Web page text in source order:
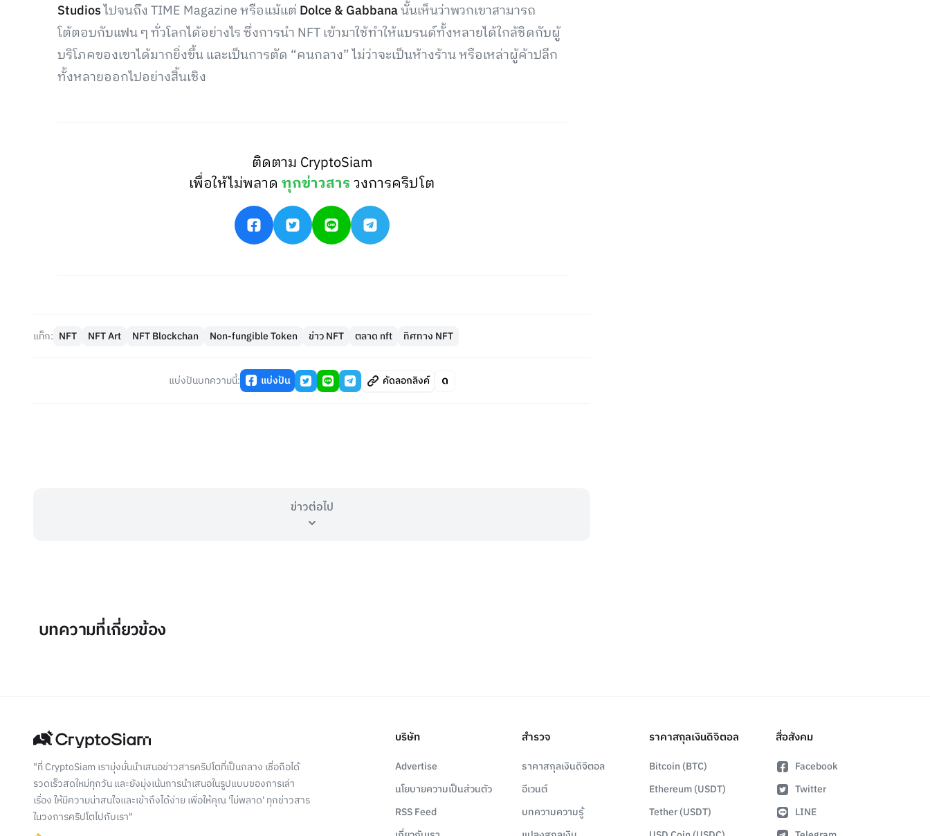
Studiosไปจนถึง TIME Magazine หรือแม้แต่ Dolce & Gabbanaนั้นเห็นว่าพวกเขาสามารถ
โต้ตอบกับแฟน ๆ ทั่วโลกได้อย่างไร ซึ่งการนำ NFT เข้ามาใช้ทำให้แบรนด์ทั้งหลายได้ใกล้ชิดกับผู้
บริโภคของเขาได้มากยิ่งขึ้น และเป็นการตัด “คนกลาง” ไม่ว่าจะเป็นห้างร้าน หรือเหล่าผู้ค้าปลีก
ทั้งหลายออกไปอย่างสิ้นเชิง
ติดตาม CryptoSiam
เพื่อให้ไม่พลาดทุกข่าวสารวงการคริปโต
แท็ก: NFT NFT Art NFT Blockchan Non-fungible Token ข่าว NFT ตลาด nft ทิศทาง NFT
แบ่งปันบทความนี้: แบ่งปัน คัดลอกลิงค์
ข่าวต่อไป
บทความที่เกี่ยวข้อง
"ที่ CryptoSiam เรามุ่งมั่นนำเสนอข่าวสารคริปโตที่เป็นกลาง เชื่อถือได้
รวดเร็วสดใหม่ทุกวัน และยังมุ่งเน้นการนำเสนอในรูปแบบของการเล่า
เรื่อง ให้มีความน่าสนใจและเข้าถึงได้ง่าย เพื่อให้คุณ 'ไม่พลาด' ทุกข่าวสาร
ในวงการคริปโตไปกับเรา"
บริษัท
Advertise
นโยบายความเป็นส่วนตัว
RSS Feed
สำรวจ
ราคาสกุลเงินดิจิตอล
อีเวนต์
บทความความรู้
ราคาสกุลเงินดิจิตอล
Bitcoin (BTC)
Ethereum (USDT)
Tether (USDT)
สื่อสังคม
Facebook
Twitter
LINE